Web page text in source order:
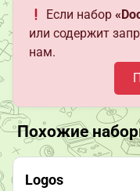
Если набор
или содержит
нам.
Похожие
Logos